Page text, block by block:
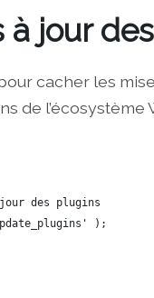
à jour
cacher les
de l’écosystème
des plugins
);